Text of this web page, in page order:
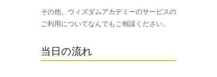
その他、ウィズダムアカデミーのサービスの
ご利用についてなんでもご相談ください。
当日の流れ